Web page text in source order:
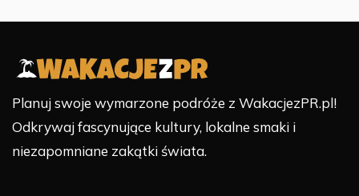
Planuj swoje wymarzone podróże z WakacjezPR.pl!
Odkrywaj fascynujące kultury, lokalne smaki i
niezapomniane zakątki świata.